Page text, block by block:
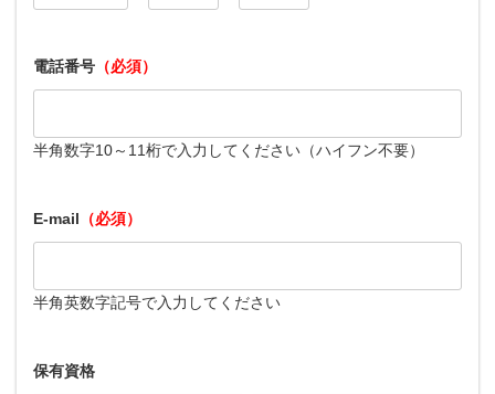
電話番号 （必須）
半角数字10～11桁で入力してください（ハイフン不要）
E-mail （必須）
半角英数字記号で入力してください
保有資格